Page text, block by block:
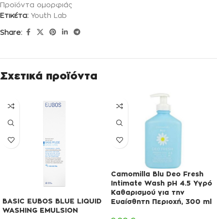
Προϊόντα ομορφιάς
Ετικέτα: Youth Lab
Share:
Σχετικά προϊόντα
BASIC EUBOS BLUE LIQUID
WASHING EMULSION
Camomilla Blu Deo Fresh
Intimate Wash pH 4.5 Υγρό
Καθαρισμού για την
Ευαίσθητη Περιοχή, 300 ml